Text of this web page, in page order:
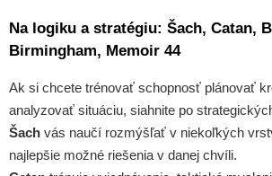
Na logiku a stratégiu: Šach, Catan,
Birmingham, Memoir 44
Ak si chcete trénovať schopnosť plánovať
analyzovať situáciu, siahnite po
Šach vás naučí rozmýšľať v niekoľkých
najlepšie možné riešenia v danej chvíli.